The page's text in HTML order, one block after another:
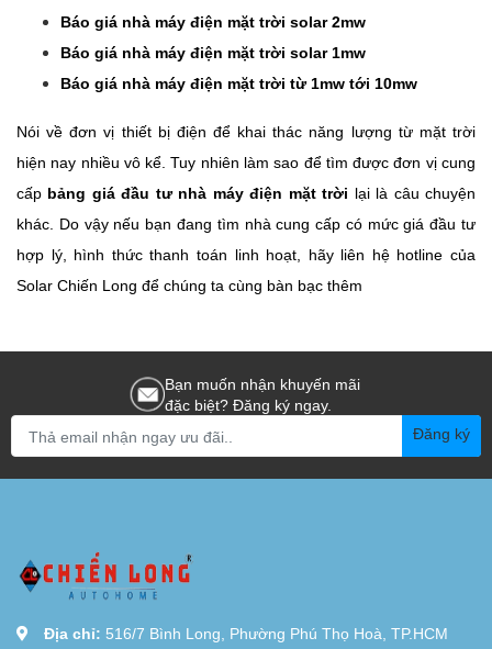
Báo giá nhà máy điện mặt trời solar 2mw
Báo giá nhà máy điện mặt trời solar 1mw
Báo giá nhà máy điện mặt trời từ 1mw tới 10mw
Nói về đơn vị thiết bị điện để khai thác năng lượng từ mặt trời
hiện nay nhiều vô kể. Tuy nhiên làm sao để tìm được đơn vị cung
cấp bảng giá đầu tư nhà máy điện mặt trời lại là câu chuyện
khác. Do vậy nếu bạn đang tìm nhà cung cấp có mức giá đầu tư
hợp lý, hình thức thanh toán linh hoạt, hãy liên hệ hotline của
Solar Chiến Long để chúng ta cùng bàn bạc thêm
Bạn muốn nhận khuyến mãi
đặc biệt? Đăng ký ngay.
Đăng ký
Địa chỉ: 516/7 Bình Long, Phường Phú Thọ Hoà, TP.HCM